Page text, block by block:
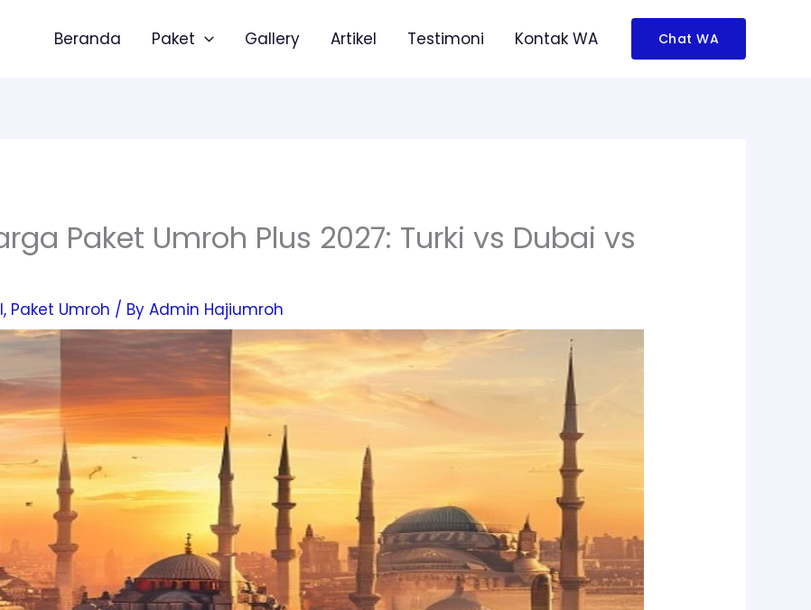
Beranda Paket Gallery Artikel Testimoni Kontak WA Chat WA
Paket Umroh Plus 2027: Turki vs Dubai vs
, Paket Umroh / ByAdmin Hajiumroh